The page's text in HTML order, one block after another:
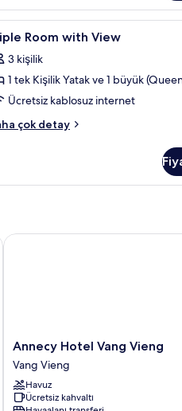
2 Room with View
3 kişilik
1 tek Kişilik Yatak ve 1 büyük
Ücretsiz kablosuz internet
çok detay
Annecy
Hotel
Vang
Vieng
Vang
Annecy Hotel Vang Vieng
Vang Vieng
Havuz
Ücretsiz kahvaltı
Annecy Hotel Vang Vieng